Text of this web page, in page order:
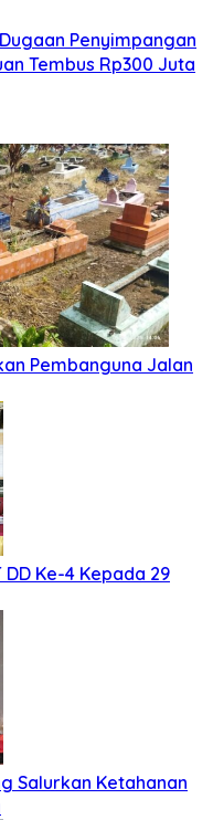
Penyimpangan
Tembus Rp300 Juta
Pembanguna Jalan
Ke-4 Kepada 29
Salurkan Ketahanan